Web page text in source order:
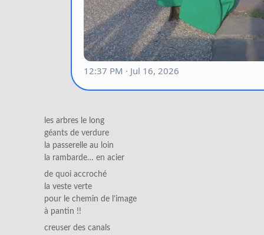
les arbres le long
géants de verdure
la passerelle au loin
la rambarde… en acier
de quoi accroché
la veste verte
pour le chemin de l’image
à pantin !!
creuser des canals